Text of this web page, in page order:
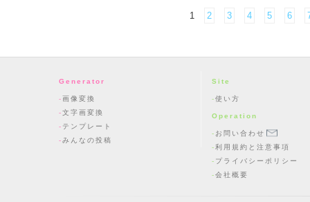
1 2 3 4 5 6
Generator
画像変換
文字画変換
テンプレート
みんなの投稿
Site
使い方
Operation
お問い合わせ
利用規約と注意事項
プライバシーポリシー
会社概要